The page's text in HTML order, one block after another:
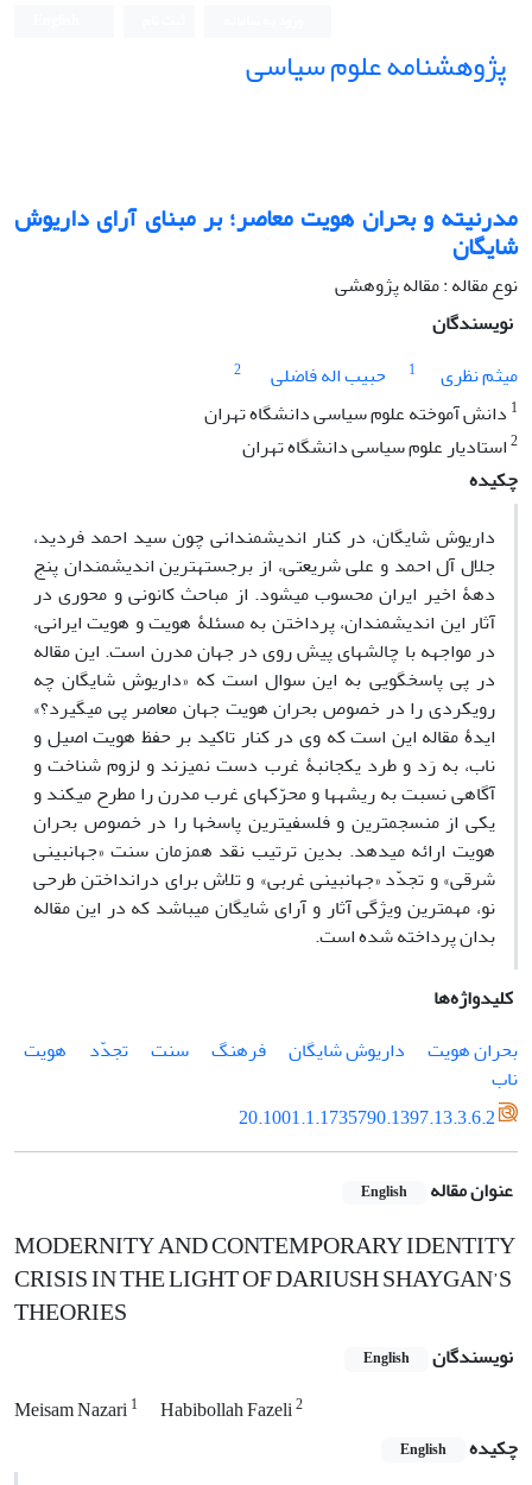
پژوهشنامه علوم سیاسی
مدرنیته و بحران هویت معاصر؛ بر مبنای آرای داریوش
شایگان
نوع مقاله : مقاله پژوهشی
نویسندگان
میثم نظری
1 حبیب اله فاضلی
2
1 دانش آموخته علوم سیاسی دانشگاه تهران
2استادیار علوم سیاسی دانشگاه تهران
چکیده
داریوش شایگان، در کنار اندیشمندانی چون سید احمد فردید،
جلال آل احمد و علی شریعتی، از برجسته­ترین اندیشمندان پنج
دهۀ اخیر ایران محسوب می­شود. از مباحث کانونی و محوری در
آثار این اندیشمندان، پرداختن به مسئلۀ هویت و هویت ایرانی،
در مواجهه با چالش­های پیش روی در جهان مدرن است. این مقاله
در پی پاسخگویی به این سوال است که «داریوش شایگان چه
رویکردی را در خصوص بحران هویت جهان معاصر پی می­گیرد؟»
ایدۀ مقاله این است که وی در کنار تاکید بر حفظ هویت اصیل و
ناب، به رَد و طرد یکجانبۀ غرب دست نمی­زند و لزوم شناخت و
آگاهی نسبت به ریشه­ها و محرّک­های غرب مدرن را مطرح می­کند و
یکی از منسجم­ترین و فلسفی­ترین پاسخ­ها را در خصوص بحران
هویت ارائه می­دهد. بدین ترتیب نقد همزمان سنت «جهان­بینی
شرقی» و تجدّد «جهان­بینی غربی» و تلاش برای درانداختن طرحی
نو، مهم­ترین ویژگی آثار و آرای شایگان می­باشد که در این مقاله
بدان پرداخته شده است.
کلیدواژه‌ها
بحران هویت
داریوش شایگان فرهنگ سنت تجدّد
هویت
ناب
20.1001.1.1735790.1397.13.3.6.2
عنوان مقاله English
MODERNITY AND CONTEMPORARY IDENTITY
CRISIS IN THE LIGHT OF DARIUSH SHAYGAN’S
THEORIES
نویسندگان English
Meisam Nazari1 Habibollah Fazeli2
چکیده English